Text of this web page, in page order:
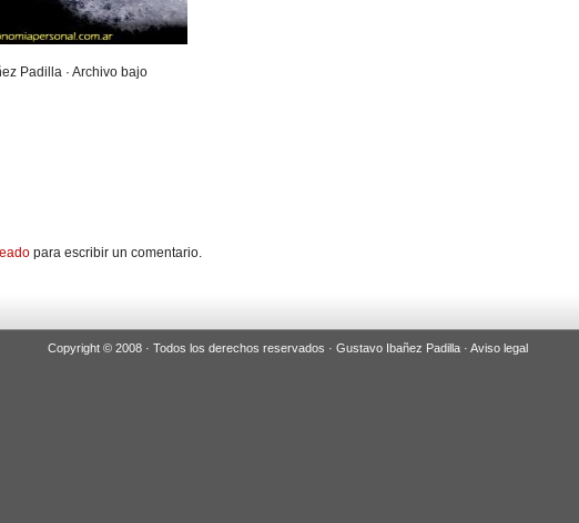
Padilla · Archivo bajo
para escribir un comentario.
Copyright © 2008 · Todos los derechos reservados · Gustavo Ibañez Padilla · Aviso legal